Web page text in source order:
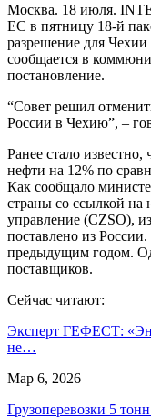
Москва. 18 июля.
ЕС в пятницу 18-й
разрешение для
сообщается в
постановление.
“Совет решил
России в Чехию”, –
Ранее стало
нефти на 12% по
Как сообщало
страны со ссылкой на
управление (CZSO),
поставлено из
предыдущим годом.
поставщиков.
Сейчас читают:
Эксперт ГЕФЕСТ:
не…
Мар 6, 2026
Грузоперевозки 5